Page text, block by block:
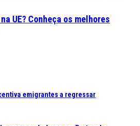
UE? Conheça os melhores
emigrantes a regressar